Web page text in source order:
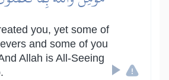
you, yet some of
and some of you
Allah is All-Seeing